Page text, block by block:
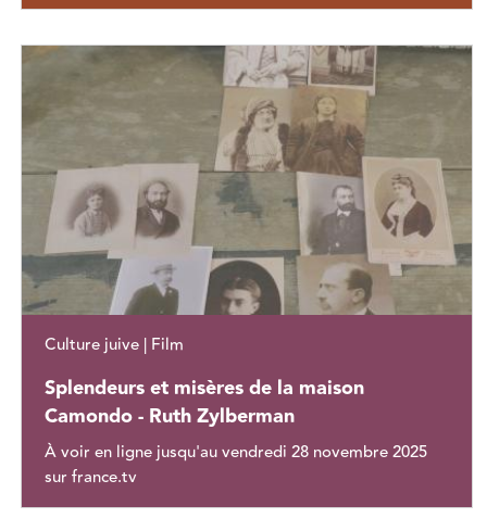
Culture juive | Film
Splendeurs et misères de la maison
Camondo - Ruth Zylberman
À voir en ligne jusqu'au vendredi 28 novembre 2025
sur france.tv